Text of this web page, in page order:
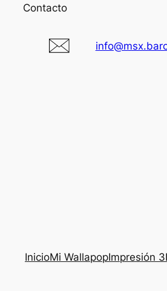
Contacto
InicioMi WallapopImpresión